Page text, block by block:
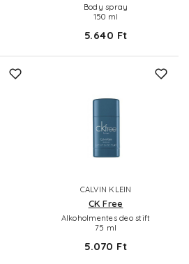
Body spray
150 ml
5.640 Ft
CALVIN KLEIN
CK Free
Alkoholmentes deo stift
75 ml
5.070 Ft